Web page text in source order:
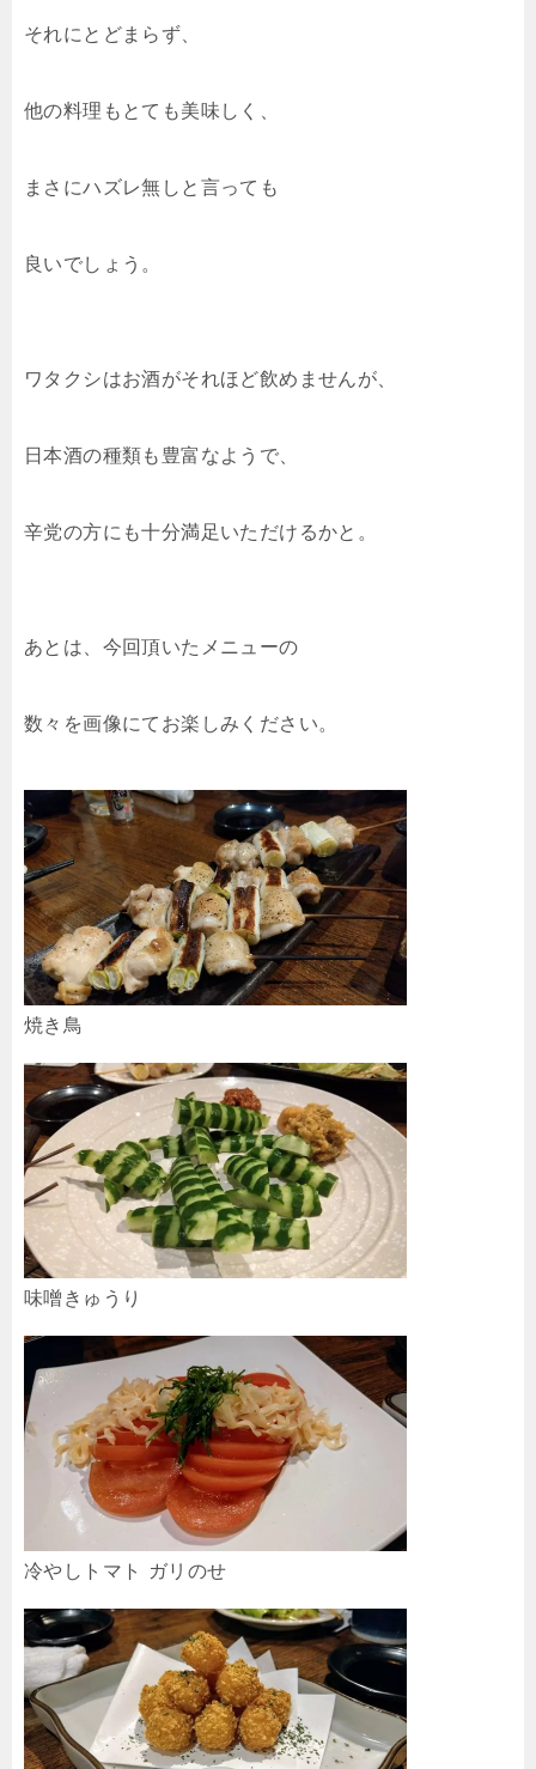
それにとどまらず、
他の料理もとても美味しく、
まさにハズレ無しと言っても
良いでしょう。
ワタクシはお酒がそれほど飲めませんが、
日本酒の種類も豊富なようで、
辛党の方にも十分満足いただけるかと。
あとは、今回頂いたメニューの
数々を画像にてお楽しみください。
焼き鳥
味噌きゅうり
冷やしトマト ガリのせ